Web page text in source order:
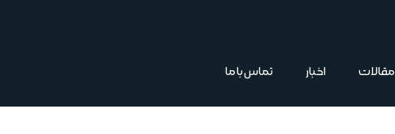
مقالات اخبار تماس با ما